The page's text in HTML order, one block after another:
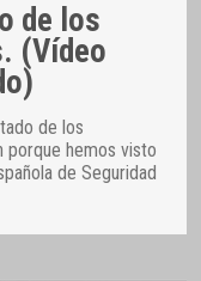
de los
(Vídeo
de los
porque hemos visto
de Seguridad